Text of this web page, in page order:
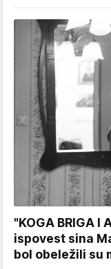
"KOGA BRIGA I
ispovest sina
bol obeležili su